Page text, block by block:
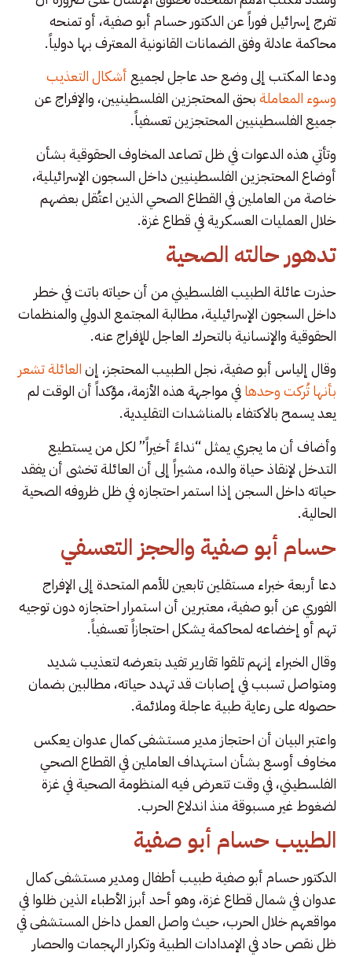
تفرج إسرائيل فوراً عن الدكتور حسام أبو صفية، أو تمنحه
محاكمة عادلة وفق الضمانات القانونية المعترف بها دولياً.
ودعا المكتب إلى وضع حد عاجل لجميع أشكال التعذيب
وسوء المعاملةبحق المحتجزين الفلسطينيين، والإفراج عن
جميع الفلسطينيين المحتجزين تعسفياً.
وتأتي هذه الدعوات في ظل تصاعد المخاوف الحقوقية بشأن
أوضاع المحتجزين الفلسطينيين داخل السجون الإسرائيلية،
خاصة من العاملين في القطاع الصحي الذين اعتُقل بعضهم
خلال العمليات العسكرية في قطاع غزة.
تدهور حالته الصحية
حذرت عائلة الطبيب الفلسطيني من أن حياته باتت في خطر
داخل السجون الإسرائيلية، مطالبة المجتمع الدولي والمنظمات
الحقوقية والإنسانية بالتحرك العاجل للإفراج عنه.
وقال إلياس أبو صفية، نجل الطبيب المحتجز، إنالعائلة تشعر
بأنها تُركت وحدهافي مواجهة هذه الأزمة، مؤكداً أن الوقت لم
يعد يسمح بالاكتفاء بالمناشدات التقليدية.
وأضاف أن ما يجري يمثل “نداءً أخيراً” لكل من يستطيع
التدخل لإنقاذ حياة والده، مشيراً إلى أن العائلة تخشى أن يفقد
حياته داخل السجن إذا استمر احتجازه في ظل ظروفه الصحية
الحالية.
حسام أبو صفية والحجز التعسفي
دعا أربعة خبراء مستقلين تابعين للأمم المتحدة إلى الإفراج
الفوري عن أبو صفية، معتبرين أن استمرار احتجازه دون توجيه
تهم أو إخضاعه لمحاكمة يشكل احتجازاً تعسفياً.
وقال الخبراء إنهم تلقوا تقارير تفيد بتعرضه لتعذيب شديد
ومتواصل تسبب في إصابات قد تهدد حياته، مطالبين بضمان
حصوله على رعاية طبية عاجلة وملائمة.
واعتبر البيان أن احتجاز مدير مستشفى كمال عدوان يعكس
مخاوف أوسع بشأن استهداف العاملين في القطاع الصحي
الفلسطيني، في وقت تتعرض فيه المنظومة الصحية في غزة
لضغوط غير مسبوقة منذ اندلاع الحرب.
الطبيب حسام أبو صفية
الدكتور حسام أبو صفية طبيب أطفال ومدير مستشفى كمال
عدوان في شمال قطاع غزة، وهو أحد أبرز الأطباء الذين ظلوا في
مواقعهم خلال الحرب، حيث واصل العمل داخل المستشفى في
ظل نقص حاد في الإمدادات الطبية وتكرار الهجمات والحصار